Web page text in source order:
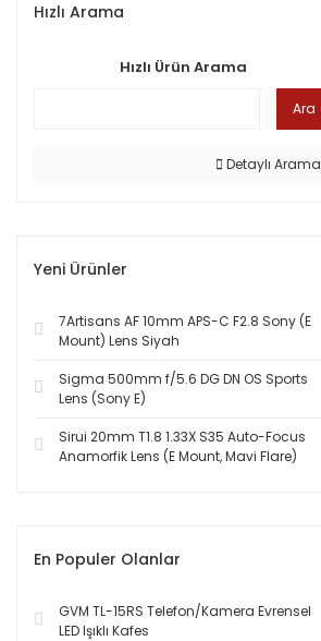
Hızlı Arama
Hızlı Ürün Arama
Ara
Detaylı Arama
Yeni Ürünler
7Artisans AF 10mm APS-C F2.8 Sony (E
Mount) Lens Siyah
Sigma 500mm f/5.6 DG DN OS Sports
Lens (Sony E)
Sirui 20mm T1.8 1.33X S35 Auto-Focus
Anamorfik Lens (E Mount, Mavi Flare)
En Populer Olanlar
GVM TL-15RS Telefon/Kamera Evrensel
LED Işıklı Kafes